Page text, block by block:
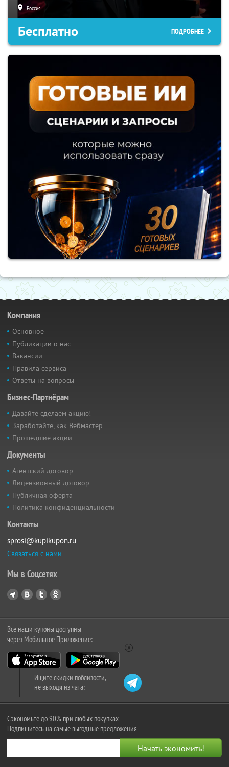
Россия
Бесплатно ПОДРОБНЕЕ
Компания
Основное
Публикации о нас
Вакансии
Правила сервиса
Ответы на вопросы
Бизнес-Партнёрам
Давайте сделаем акцию!
Заработайте, как Вебмастер
Прошедшие акции
Документы
Агентский договор
Лицензионный договор
Публичная оферта
Политика конфиденциальности
Контакты
sprosi@kupikupon.ru
Связаться с нами
Мы в Соцсетях
Все наши купоны доступны
через Мобильное Приложение:
Ищите скидки поблизости,
не выходя из чата:
Сэкономьте до 90% при любых покупках
Подпишитесь на самые выгодные предложения